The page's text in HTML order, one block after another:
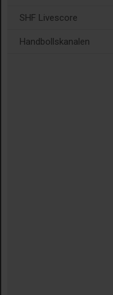
SHF Livescore
Handbollskanalen